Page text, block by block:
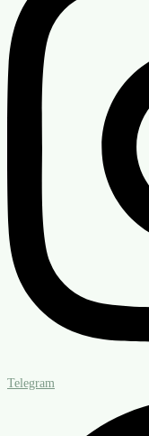
Telegram